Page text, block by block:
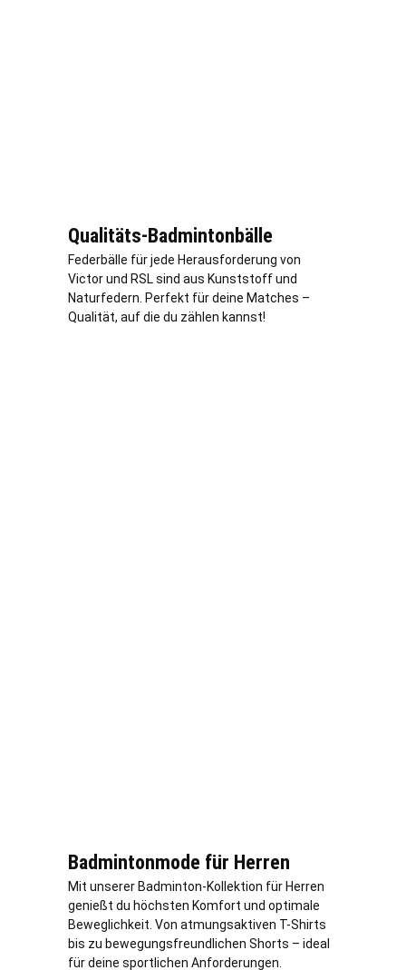
Qualitäts-Badmintonbälle
Federbälle für jede Herausforderung von
Victor und RSL sind aus Kunststoff und
Naturfedern. Perfekt für deine Matches –
Qualität, auf die du zählen kannst!
Badmintonmode für Herren
Mit unserer Badminton-Kollektion für Herren
genießt du höchsten Komfort und optimale
Beweglichkeit. Von atmungsaktiven T-Shirts
bis zu bewegungsfreundlichen Shorts – ideal
für deine sportlichen Anforderungen.